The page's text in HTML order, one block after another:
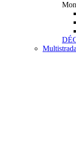
Multistrada